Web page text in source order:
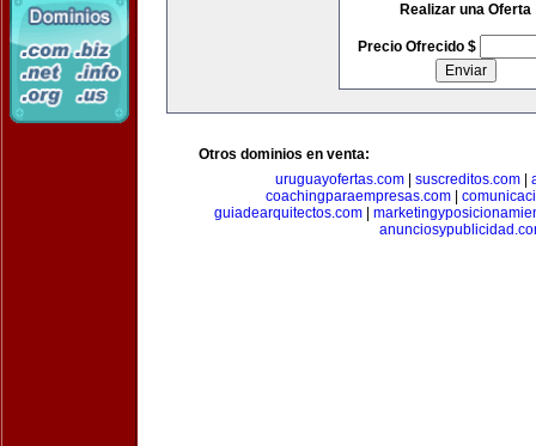
Realizar una Oferta
Precio Ofrecido $
Otros dominios en venta:
uruguayofertas.com| suscreditos.com|
coachingparaempresas.com|
guiadearquitectos.com